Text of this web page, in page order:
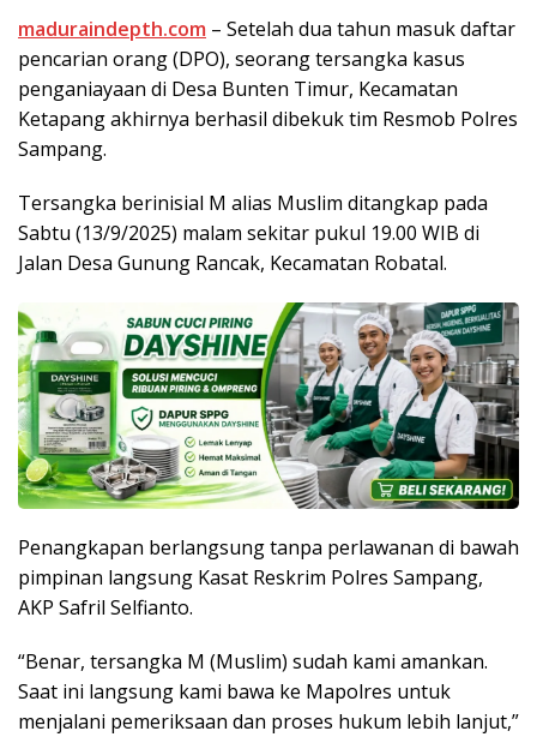
maduraindepth.com – Setelah dua tahun masuk daftar
pencarian orang (DPO), seorang tersangka kasus
penganiayaan di Desa Bunten Timur, Kecamatan
Ketapang akhirnya berhasil dibekuk tim Resmob Polres
Sampang.
Tersangka berinisial M alias Muslim ditangkap pada
Sabtu (13/9/2025) malam sekitar pukul 19.00 WIB di
Jalan Desa Gunung Rancak, Kecamatan Robatal.
Penangkapan berlangsung tanpa perlawanan di bawah
pimpinan langsung Kasat Reskrim Polres Sampang,
AKP Safril Selfianto.
“Benar, tersangka M (Muslim) sudah kami amankan.
Saat ini langsung kami bawa ke Mapolres untuk
menjalani pemeriksaan dan proses hukum lebih lanjut,”